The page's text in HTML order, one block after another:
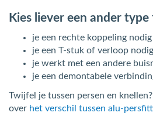
Kies liever een ander
je een rechte koppeling
je een T-stuk of verloop
je werkt met een andere
je een demontabele
Twijfel je tussen persen en
over het verschil tussen alu-